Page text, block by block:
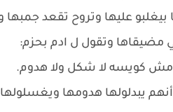
بيغلبو عليها وتروح تقعد
مضيقاها وتقول ل ادم بحزم:
مش كويسه لا شكل ولا هدوم.
يبدلولها هدومها